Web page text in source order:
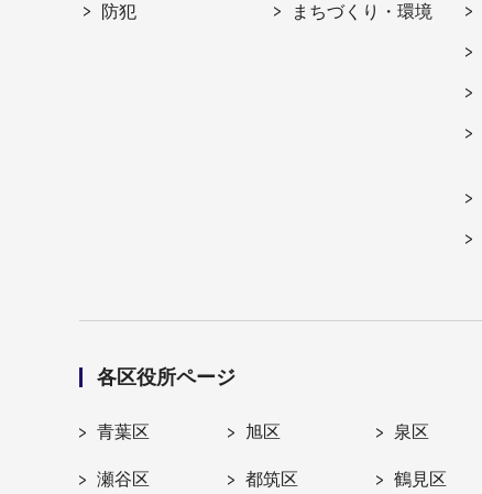
防犯 まちづくり・環境
各区役所ページ
青葉区 旭区 泉区
瀬谷区 都筑区 鶴見区